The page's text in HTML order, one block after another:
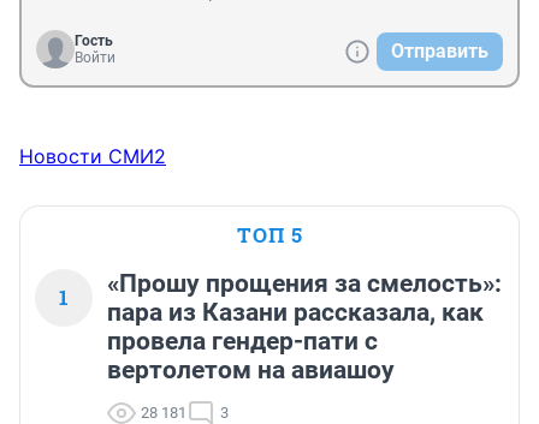
Гость
Войти
Отправить
Новости СМИ2
ТОП 5
1
«Прошу прощения за смелость»:
пара из Казани рассказала, как
провела гендер-пати с
вертолетом на авиашоу
28 181 3